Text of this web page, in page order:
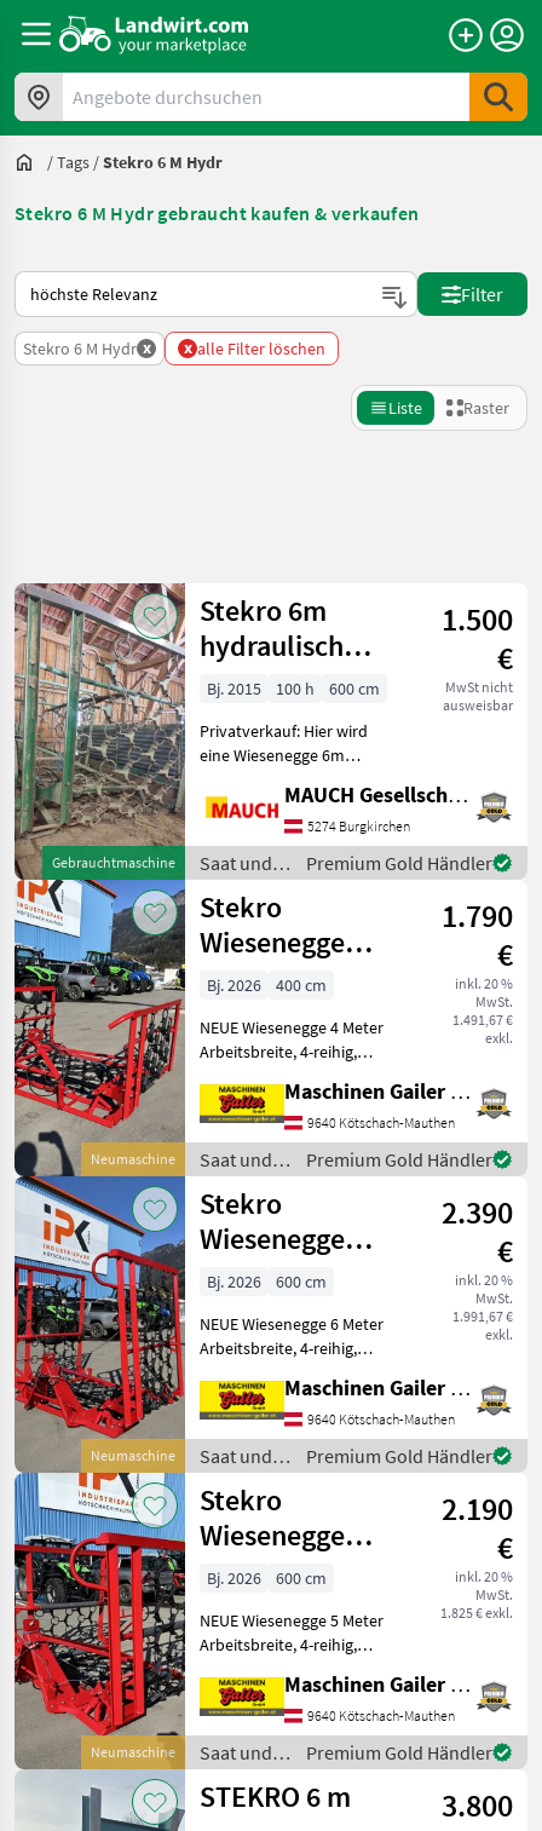
Angebote durchsuchen
/Tags /Stekro 6 M Hydr
Stekro 6 M Hydr gebraucht kaufen & verkaufen
So wird auf Landwirt.com sortiert
Filter
Stekro 6 M Hydr x x alle Filter löschen
Liste Raster
Kategorie 2 Land Filter
AKTUELLER
PFAD
Stekro
6 M
Hydr
KATEGORIE
WÄHLEN
Landtechnik
10
MARKTPLATZ
Marktplatz Händlerangebote
Zurücksetzen
10
Ergebnisse
anzeigen
Gebrauchtmaschine
Stekro 6m
hydraulisch
Klappbar
1.500
€
MwSt nicht
ausweisbar
Bj. 2015 100 h
600 cm
Privatverkauf: Hier wird
eine Wiesenegge 6m
angeboten. Bei weiteren
Fragen einfach telefonisch
oder per Mail melden. Saat
und Pflege Wie
MAUCH Gesellschaft m.b.H. & Co.KG
5274 Burgkirchen
Saat und
Pflege /
Stekro
Premium Gold Händler
Neumaschine
Stekro
Wiesenegge
4,00m hydr.-
auch 3m, 5m, 6m
lagernd
1.790
€
inkl. 20 %
MwSt.
1.491,67 €
exkl.
Bj. 2026
400 cm
NEUE Wiesenegge 4 Meter
Arbeitsbreite, 4-reihig,
Punkt Aufnahme, Gewicht
400 kg, Striegelnetz kann
beidseitig verwendet
werden, Intensiv stri
Maschinen Gailer GmbH
9640 Kötschach-Mauthen
Saat und
Pflege /
Stekro
Premium Gold Händler
Neumaschine
Stekro
Wiesenegge
6,00m hydr.-
auch 3m, 4m, 5m
lagernd
2.390
€
inkl. 20 %
MwSt.
1.991,67 €
exkl.
Bj. 2026
600 cm
NEUE Wiesenegge 6 Meter
Arbeitsbreite, 4-reihig,
Punkt Aufnahme, Gewicht
585 kg, Striegelnetz kann
beidseitig verwendet
werden, Intensiv stri
Maschinen Gailer GmbH
9640 Kötschach-Mauthen
Saat und
Pflege /
Stekro
Premium Gold Händler
Neumaschine
Stekro
Wiesenegge
5,00m hydr.-
auch 3m, 4m, 6m
lagernd
2.190
€
inkl. 20 %
MwSt.
1.825 € exkl.
Bj. 2026
600 cm
NEUE Wiesenegge 5 Meter
Arbeitsbreite, 4-reihig,
Punkt Aufnahme, Gewicht
470 kg, Striegelnetz kann
beidseitig verwendet
werden, Intensiv stri
Maschinen Gailer GmbH
9640 Kötschach-Mauthen
Saat und
Pflege /
Stekro
Premium Gold Händler
STEKRO 6 m
3.800